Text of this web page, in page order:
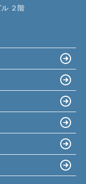
２階